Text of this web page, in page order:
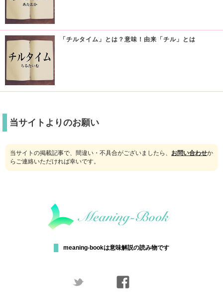
「チルタイム」とは？意味！由来「チル」とは
当サイトよりのお願い
当サイトの掲載記事で、間違い・不具合がございましたら、 お問い合わせか
らご連絡いただければ幸いです。
meaning-bookは意味解説の読み物です